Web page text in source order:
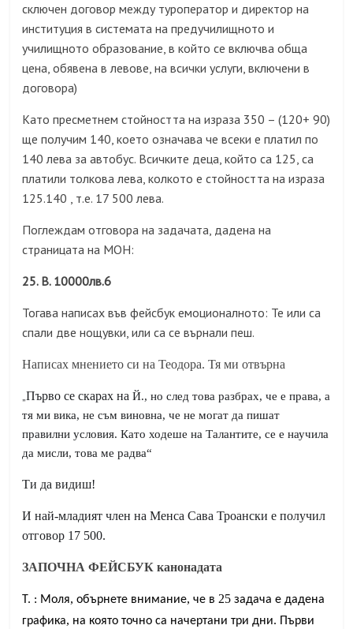
сключен договор между туроператор и директор на
институция в системата на предучилищното и
училищното образование, в който се включваобща
цена, обявена в левове, на всички услуги, включени в
договора)
Като пресметнем стойността на израза 350 –(120+ 90)
ще получим 140, което означава че всеки е платил по
140 лева за автобус. Всичките деца, който са 125, са
платили толкова лева, колкото е стойността на израза
125.140 , т.е. 17 500 лева.
Поглеждам отговора на задачата, дадена на
страницата на МОН:
25. B. 10000лв.6
Тогава написах във фейсбук емоционалното: Те или са
спали две нощувки, или са се върнали пеш.
Написах мнението си на Теодора. Тя ми отвърна
„Първо се скарах на Й., но след това разбрах, че е права,а
тя ми вика, не съм виновна, че не могат да пишат
правилни условия.Като ходеше наТалантите, се е научила
да мисли, това мерадва“
Ти да видиш!
И най-младият член на Менса Сава Троански е получил
отговор 17 500.
ЗАПОЧНА ФЕЙСБУК канонадата
Т. : Моля,обърнете внимание,че в 25задача е дадена
графика, на която точно са начертани три дни. Първи